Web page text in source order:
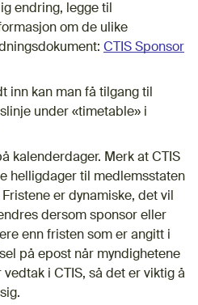
endring, legge til
om de ulike
CTIS Sponsor
inn kan man få tilgang til
under «timetable» i
kalenderdager. Merk at CTIS
helligdager til medlemsstaten
er dynamiske, det vil
dersom sponsor eller
enn fristen som er angitt i
på epost når myndighetene
i CTIS, så det er viktig å